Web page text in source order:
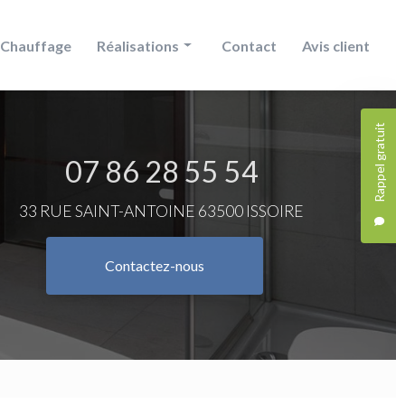
Rappel gratuit
Chauffage Réalisations
Salle de bain
Contact Avis client
07 86 28 55 54
33 RUE SAINT-ANTOINE 63500 ISSOIRE
Contactez-nous